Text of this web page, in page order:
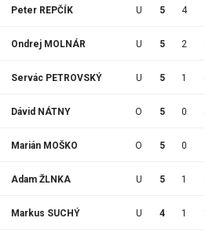
Peter REPČÍK U 5 4
Ondrej MOLNÁR U 5 2
Servác PETROVSKÝ U 5 1
Dávid NÁTNY O 5 0
Marián MOŠKO O 5 0
Adam ŽLNKA U 5 1 2
Markus SUCHÝ U 4 1